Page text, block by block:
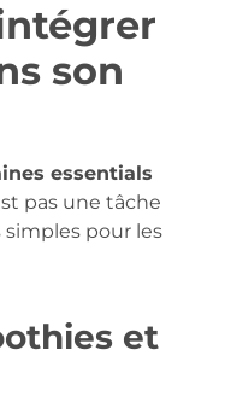
son
essentials
pas une tâche
simples pour les
et